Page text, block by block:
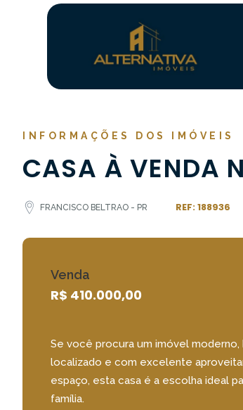
INFORMAÇÕES DOS IMÓVEIS
CASA À VENDA
FRANCISCO BELTRAO - PR REF: 188936
Venda
R$ 410.000,00
Se você procura um imóvel moderno,
localizado e com excelente
espaço, esta casa é a escolha ideal
família.